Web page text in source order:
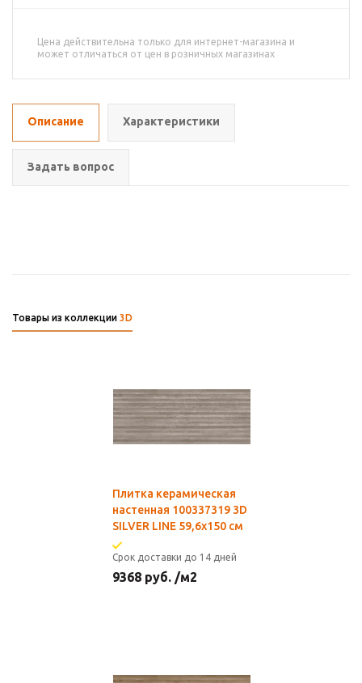
Цена действительна только для интернет-магазина и
может отличаться от цен в розничных магазинах
Описание Характеристики
Задать вопрос
Товары из коллекции 3D
Плитка керамическая
настенная 100337319 3D
SILVER LINE 59,6х150 см
Срок доставки до 14 дней
9368 руб. /м2